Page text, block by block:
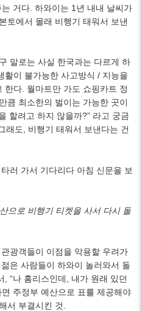
거다. 하와이는 1년 내내 날씨가
토에서 몰래 비행기 태워서 보낸
말로는 사실 한국과는 다르게 하
활이 불가능한 사고방식 / 지능을
한다. 월마트만 가도 쇼핑카트 정
큼 최소한의 벌이는 가능한 곳이
할려고 하지 않을까?” 라고 궁금
래도, 비행기 태워서 보낸다는 건
러 가서 기다리다 아침 신문을 보
으로 비행기 티켓을 사서 다시 돌
광객들이 이점을 악용할 우려가
은 사람들이 하와이 놀러와서 돌
“나 홈리스인데, 내가 원래 있던
주정부 예산으로 표를 제공해야
서 부결시킨 것.